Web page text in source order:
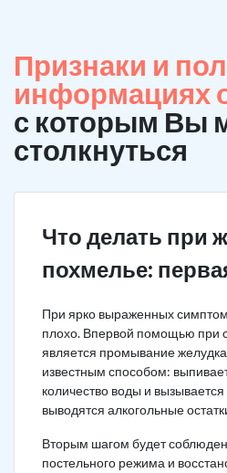
Признаки и
информациях
с которым Вы
столкнуться
Что делать при
похмелье:
При ярко выраженных
плохо. Впервой помощью при
является промывание
известным способом:
количество воды и
выводятся алкогольные
Вторым шагом будет
постельного режима и